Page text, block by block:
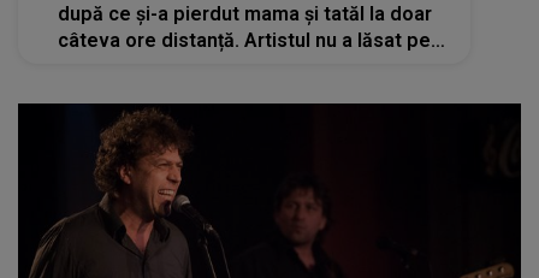
după ce și-a pierdut mama și tatăl la doar
câteva ore distanță. Artistul nu a lăsat pe